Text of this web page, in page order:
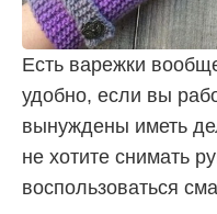
Есть варежки
удобно, если вы
вынуждены иметь
не хотите снимать
воспользоваться